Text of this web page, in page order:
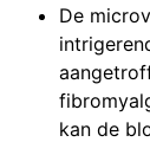
De
kan de